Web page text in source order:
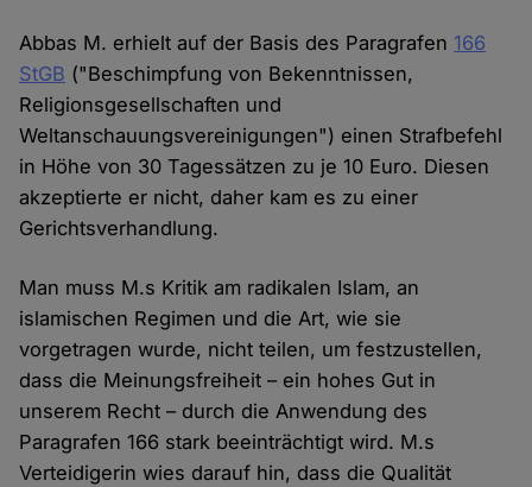
Abbas M. erhielt auf der Basis des Paragrafen 166
StGB ("Beschimpfung von Bekenntnissen,
Religionsgesellschaften und
Weltanschauungsvereinigungen") einen Strafbefehl
in Höhe von 30 Tagessätzen zu je 10 Euro. Diesen
akzeptierte er nicht, daher kam es zu einer
Gerichtsverhandlung.
Man muss M.s Kritik am radikalen Islam, an
islamischen Regimen und die Art, wie sie
vorgetragen wurde, nicht teilen, um festzustellen,
dass die Meinungsfreiheit – ein hohes Gut in
unserem Recht – durch die Anwendung des
Paragrafen 166 stark beeinträchtigt wird. M.s
Verteidigerin wies darauf hin, dass die Qualität